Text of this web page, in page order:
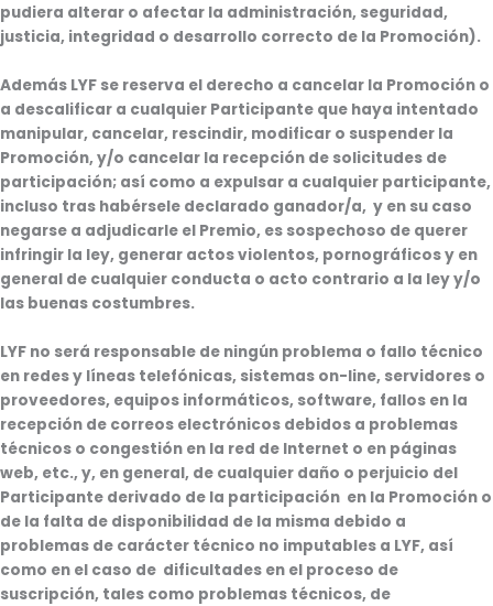
pudiera alterar o afectar la administración, seguridad,
justicia, integridad o desarrollo correcto de la Promoción).
Además LYF se reserva el derecho a cancelar la Promoción o
a descalificar a cualquier Participante que haya intentado
manipular, cancelar, rescindir, modificar o suspender la
Promoción, y/o cancelar la recepción de solicitudes de
participación; así como a expulsar a cualquier participante,
incluso tras habérsele declarado ganador/a, y en su caso
negarse a adjudicarle el Premio, es sospechoso de querer
infringir la ley, generar actos violentos, pornográficos y en
general de cualquier conducta o acto contrario a la ley y/o
las buenas costumbres.
LYF no será responsable de ningún problema o fallo técnico
en redes y líneas telefónicas, sistemas on-line, servidores o
proveedores, equipos informáticos, software, fallos en la
recepción de correos electrónicos debidos a problemas
técnicos o congestión en la red de Internet o en páginas
web, etc., y, en general, de cualquier daño o perjuicio del
Participante derivado de la participación en la Promoción o
de la falta de disponibilidad de la misma debido a
problemas de carácter técnico no imputables a LYF, así
como en el caso de dificultades en el proceso de
suscripción, tales como problemas técnicos, de